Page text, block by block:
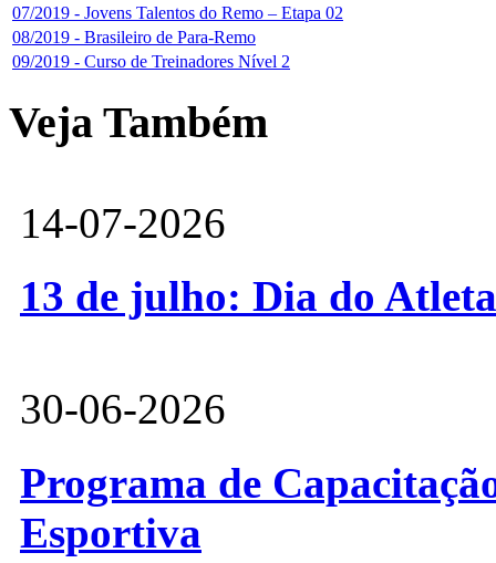
07/2019 - Jovens Talentos do Remo – Etapa 02
08/2019 - Brasileiro de Para-Remo
09/2019 - Curso de Treinadores Nível 2
Veja Também
14-07-2026
13 de julho: Dia do
30-06-2026
Programa de
Esportiva